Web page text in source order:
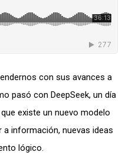
con sus avances a
pasó con DeepSeek, un día
existe un nuevo modelo
a información, nuevas ideas
lógico.